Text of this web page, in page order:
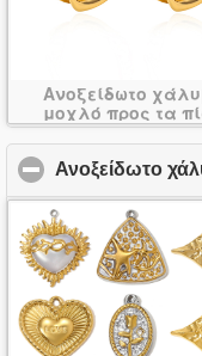
Ανοξείδωτο
μοχλό προς τα
σκουλαρίκι
Ανοξείδωτο